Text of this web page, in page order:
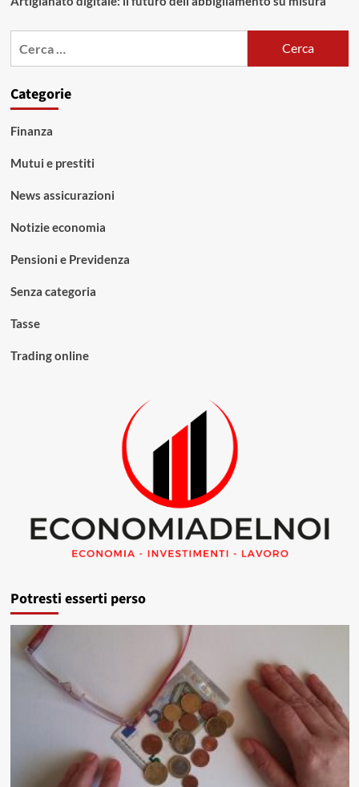
Categorie
Finanza
Mutui e prestiti
News assicurazioni
Notizie economia
Pensioni e Previdenza
Senza categoria
Tasse
Trading online
Potresti esserti perso